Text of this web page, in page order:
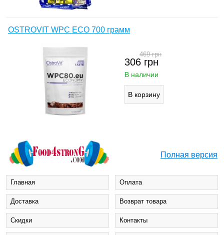
OSTROVIT WPC ECO 700 грамм
306 грн
469грн
В наличии
Полная версия
Главная Оплата
Доставка Возврат товара
Cкидки Контакты